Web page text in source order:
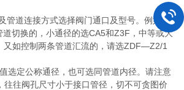
管道连接方式选择阀门通口及型号。例如，
道切换的，小通径的选CA5和Z3F，中等或大
如控制两条管道汇流的，请选ZDF—Z2/1
选定公称通径，也可选同管道内径。请注意
往往阀孔尺寸小于接口管径，切不可贪图价